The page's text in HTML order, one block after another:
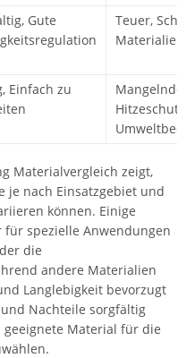
Gute
Teuer,
Materialien
Einfach zu
Mangelnder
Hitzeschutz,
Materialvergleich zeigt,
je nach Einsatzgebiet und
können. Einige
für spezielle Anwendungen
die
andere Materialien
Langlebigkeit bevorzugt
Nachteile sorgfältig
Material für die